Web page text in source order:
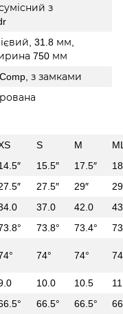
з
31.8 мм,
750 мм
з замками
S M
15.5″ 17.5″
27.5″ 29″
37.0 42.0
73.8° 73.4°
74° 74°
10.0 10.5
66.5° 66.5°